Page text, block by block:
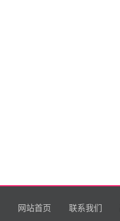
网站首页 联系我们